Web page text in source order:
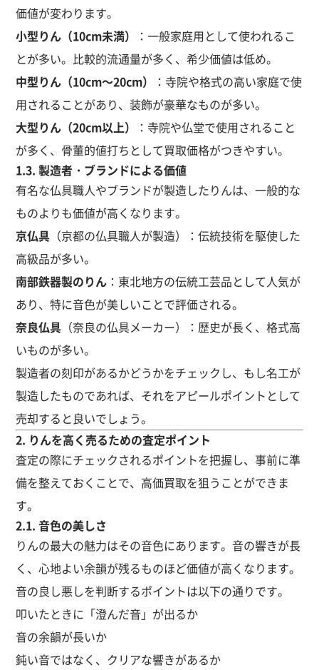
価値が変わります。
小型りん（10cm未満）
：一般家庭用として使われるこ
とが多い。比較的流通量が多く、希少価値は低め。
中型りん（10cm～20cm）
：寺院や格式の高い家庭で使
用されることがあり、装飾が豪華なものが多い。
大型りん（20cm以上）
：寺院や仏堂で使用されること
が多く、骨董的値打ちとして買取価格がつきやすい。
1.3. 製造者・ブランドによる価値
有名な仏具職人やブランドが製造したりんは、一般的な
ものよりも価値が高くなります。
京仏具 （京都の仏具職人が製造）：伝統技術を駆使した
高級品が多い。
南部鉄器製のりん ：東北地方の伝統工芸品として人気が
あり、特に音色が美しいことで評価される。
奈良仏具 （奈良の仏具メーカー）：歴史が長く、格式高
いものが多い。
製造者の刻印があるかどうかをチェックし、もし名工が
製造したものであれば、それをアピールポイントとして
売却すると良いでしょう。
2. りんを高く売るための査定ポイント
査定の際にチェックされるポイントを把握し、事前に準
備を整えておくことで、高価買取を狙うことができま
す。
2.1. 音色の美しさ
りんの最大の魅力はその音色にあります。音の響きが長
く、心地よい余韻が残るものほど価値が高くなります。
音の良し悪しを判断するポイントは以下の通りです。
叩いたときに「澄んだ音」が出るか
音の余韻が長いか
鈍い音ではなく、クリアな響きがあるか